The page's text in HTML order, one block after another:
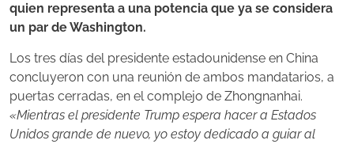
quien representa a una potencia que ya se considera
un par de Washington.
Los tres días del presidente estadounidense en China
concluyeron con una reunión de ambos mandatarios, a
puertas cerradas, en el complejo de Zhongnanhai.
«Mientras el presidente Trump espera hacer a Estados
Unidos grande de nuevo, yo estoy dedicado a guiar al